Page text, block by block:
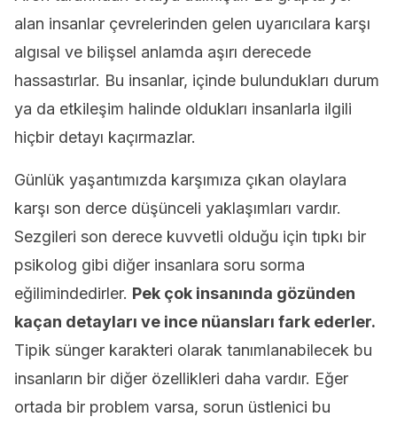
alan insanlar çevrelerinden gelen uyarıcılara karşı
algısal ve bilişsel anlamda aşırı derecede
hassastırlar. Bu insanlar, içinde bulundukları durum
ya da etkileşim halinde oldukları insanlarla ilgili
hiçbir detayı kaçırmazlar.
Günlük yaşantımızda karşımıza çıkan olaylara
karşı son derce düşünceli yaklaşımları vardır.
Sezgileri son derece kuvvetli olduğu için tıpkı bir
psikolog gibi diğer insanlara soru sorma
eğilimindedirler. Pek çok insanında gözünden
kaçan detayları ve ince nüansları fark ederler.
Tipik sünger karakteri olarak tanımlanabilecek bu
insanların bir diğer özellikleri daha vardır. Eğer
ortada bir problem varsa, sorun üstlenici bu